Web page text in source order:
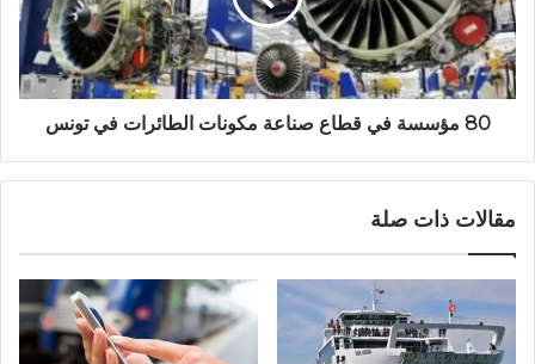
80 مؤسسة في قطاع صناعة مكونات الطائرات في تونس
مقالات ذات صلة